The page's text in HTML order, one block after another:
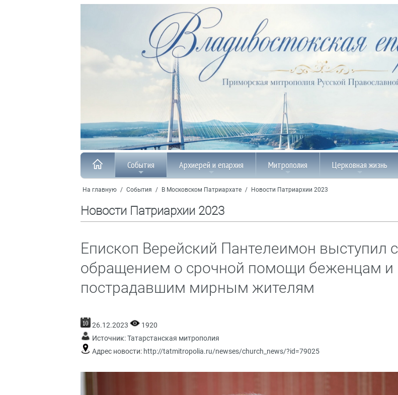
События Архиерей и епархия Митрополия Церковная жизнь
На главную / События / В Московском Патриархате / Новости Патриархии 2023
Новости Патриархии 2023
Епископ Верейский Пантелеимон выступил с
обращением о срочной помощи беженцам и
пострадавшим мирным жителям
26.12.2023
1920
Источник:Татарстанская митрополия
Адрес новости: http://tatmitropolia.ru/newses/church_news/?id=79025